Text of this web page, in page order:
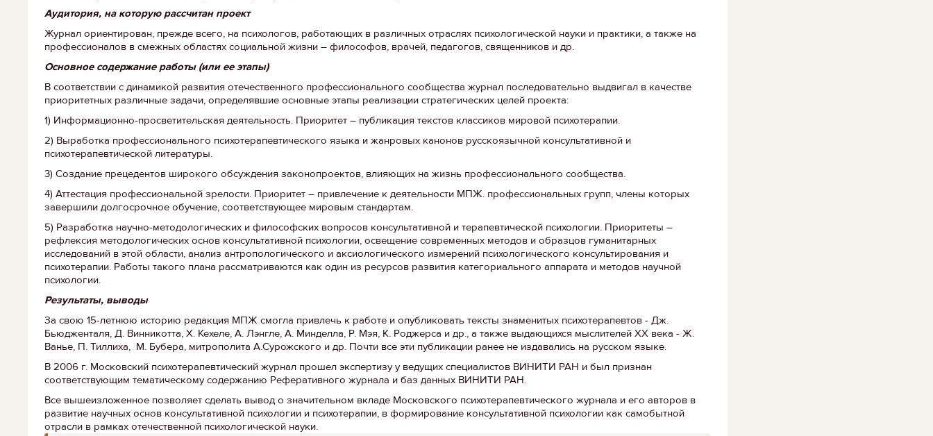
Аудитория, на которую рассчитан проект
Журнал ориентирован, прежде всего, на психологов, работающих в различных отраслях психологической науки и практики, а также на
профессионалов в смежных областях социальной жизни – философов, врачей, педагогов, священников и др.
Основное содержание работы (или ее этапы)
В соответствии с динамикой развития отечественного профессионального сообщества журнал последовательно выдвигал в качестве
приоритетных различные задачи, определявшие основные этапы реализации стратегических целей проекта:
1) Информационно-просветительская деятельность. Приоритет – публикация текстов классиков мировой психотерапии.
2) Выработка профессионального психотерапевтического языка и жанровых канонов русскоязычной консультативной и
психотерапевтической литературы.
3) Создание прецедентов широкого обсуждения законопроектов, влияющих на жизнь профессионального сообщества.
4) Аттестация профессиональной зрелости. Приоритет – привлечение к деятельности МПЖ. профессиональных групп, члены которых
завершили долгосрочное обучение, соответствующее мировым стандартам.
5) Разработка научно-методологических и философских вопросов консультативной и терапевтической психологии. Приоритеты –
рефлексия методологических основ консультативной психологии, освещение современных методов и образцов гуманитарных
исследований в этой области, анализ антропологического и аксиологического измерений психологического консультирования и
психотерапии. Работы такого плана рассматриваются как один из ресурсов развития категориального аппарата и методов научной
психологии.
Результаты, выводы
За свою 15-летнюю историю редакция МПЖ смогла привлечь к работе и опубликовать тексты знаменитых психотерапевтов - Дж.
Бьюдженталя, Д. Винникотта, Х. Кехеле, А. Лэнгле, А. Минделла, Р. Мэя, К. Роджерса и др., а также выдающихся мыслителей ХХ века - Ж.
Ванье, П. Тиллиха, М. Бубера, митрополита А.Сурожского и др. Почти все эти публикации ранее не издавались на русском языке.
В 2006 г. Московский психотерапевтический журнал прошел экспертизу у ведущих специалистов ВИНИТИ РАН и был признан
соответствующим тематическому содержанию Реферативного журнала и баз данных ВИНИТИ РАН.
Все вышеизложенное позволяет сделать вывод о значительном вкладе Московского психотерапевтического журнала и его авторов в
развитие научных основ консультативной психологии и психотерапии, в формирование консультативной психологии как самобытной
отрасли в рамках отечественной психологической науки.